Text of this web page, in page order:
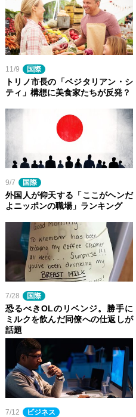
11/9 国際
トリノ市長の「ベジタリアン・シ
ティ」構想に美食家たちが反発？
9/7 国際
外国人が仰天する「ここがヘンだ
よニッポンの職場」ランキング
7/28 国際
恐るべきOLのリベンジ。勝手に
ミルクを飲んだ同僚への仕返しが
話題
7/12 ビジネス